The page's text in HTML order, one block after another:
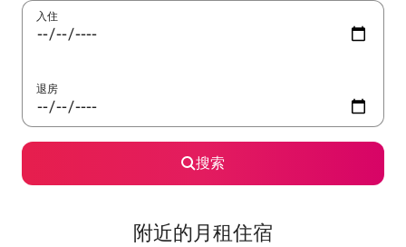
入住
退房
搜索
附近的月租住宿